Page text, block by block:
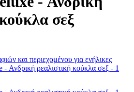
σεξ
και περιεχομένου για ενήλικες